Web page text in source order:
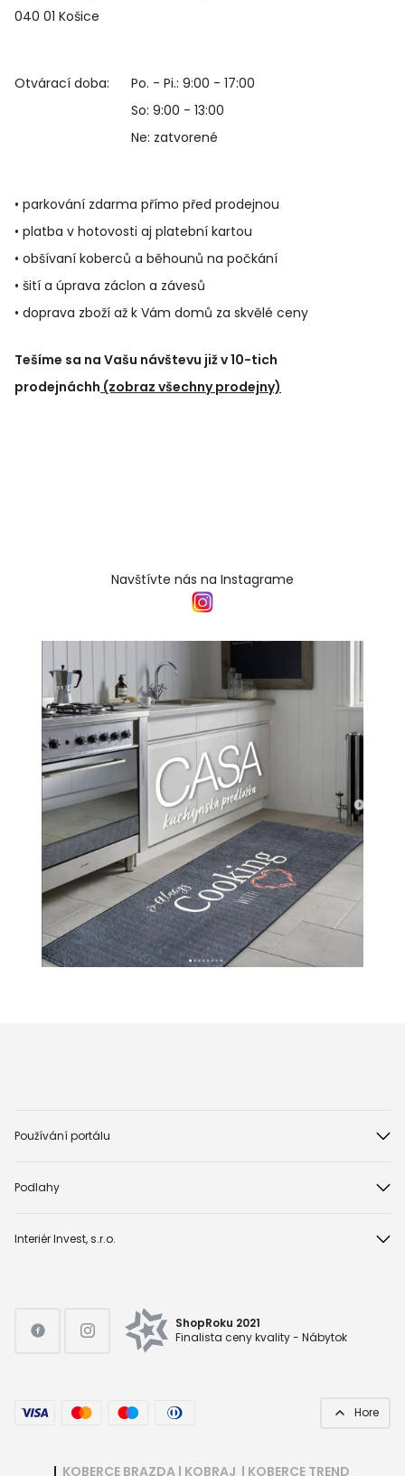
040 01 Košice
Otvárací doba:
Po. - Pi.: 9:00 - 17:00
So: 9:00 - 13:00
Ne: zatvorené
• parkování zdarma přímo před prodejnou
• platba v hotovosti aj platební kartou
• obšívaní koberců a běhounů na počkání
• šití a úprava záclon a závesů
• doprava zboží až k Vám domů za skvělé ceny
Tešíme sa na Vašu návštevu již v 10-tich
prodejnáchh (zobraz všechny prodejny)
Navštívte nás na Instagrame
Používání portálu
Podlahy
Interiér Invest, s.r.o.
ShopRoku 2021
Finalista ceny kvality - Nábytok
Hore
| KOBERCE BRAZDA | KOBRAJ | KOBERCE TREND